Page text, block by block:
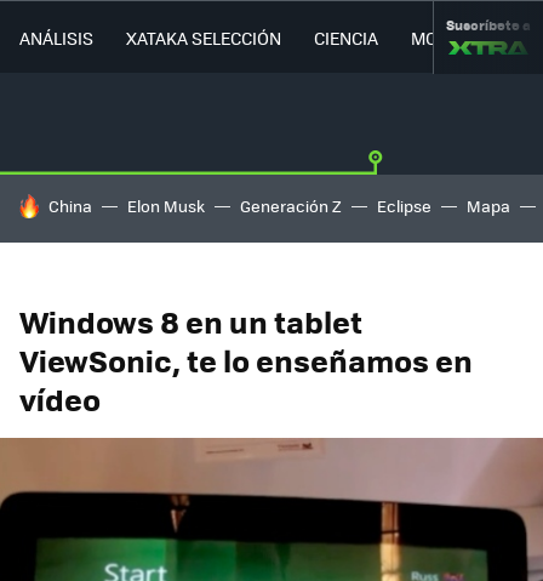
ANÁLISIS XATAKA SELECCIÓN CIENCIA MOVILIDAD
Suscríbete a
HOY SE HABLA DE
China Elon Musk Generación Z Eclipse Mapa
Windows 8 en un tablet
ViewSonic, te lo enseñamos en
vídeo